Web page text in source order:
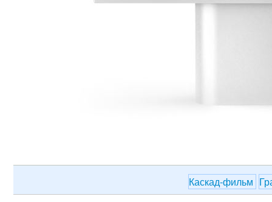
Каскад-фильм